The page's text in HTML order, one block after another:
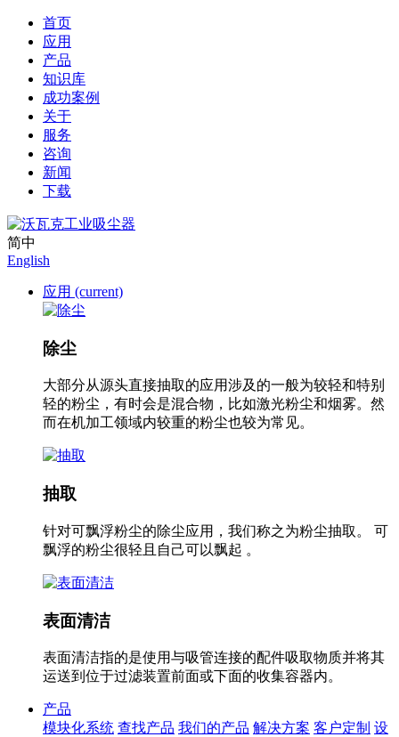
首页
应用
产品
知识库
成功案例
关于
服务
咨询
新闻
下载
简中
English
应用 (current)
除尘
大部分从源头直接抽取的应用涉及的一般为较轻和特别
轻的粉尘，有时会是混合物，比如激光粉尘和烟雾。然
而在机加工领域内较重的粉尘也较为常见。
抽取
针对可飘浮粉尘的除尘应用，我们称之为粉尘抽取。 可
飘浮的粉尘很轻且自己可以飘起 。
表面清洁
表面清洁指的是使用与吸管连接的配件吸取物质并将其
运送到位于过滤装置前面或下面的收集容器内。
产品
模块化系统 查找产品 我们的产品 解决方案 客户定制 设